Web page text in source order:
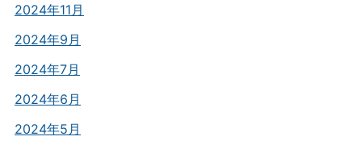
2024年11月
2024年9月
2024年7月
2024年6月
2024年5月